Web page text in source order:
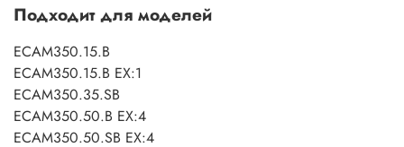
Подходит для моделей
ECAM350.15.B
ECAM350.15.B EX:1
ECAM350.35.SB
ECAM350.50.B EX:4
ECAM350.50.SB EX:4